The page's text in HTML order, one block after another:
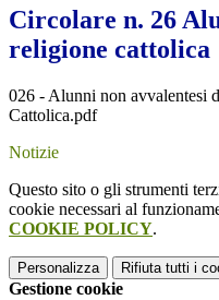
Circolare n. 26
religione cattolica
026 - Alunni non avvalentesi
Cattolica.pdf
Notizie
Questo sito o gli strumenti
cookie necessari al
COOKIE POLICY.
Personalizza Rifiuta tutti i
Gestione cookie